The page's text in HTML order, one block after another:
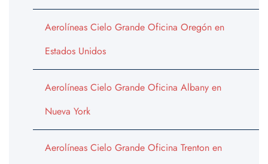
Aerolíneas Cielo Grande Oficina Oregón en
Estados Unidos
Aerolíneas Cielo Grande Oficina Albany en
Nueva York
Aerolíneas Cielo Grande Oficina Trenton en